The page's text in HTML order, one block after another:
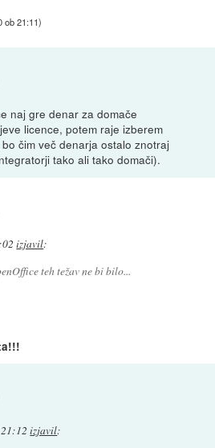
ob 21:11)
naj gre denar za domače
licence, potem raje izberem
čim več denarja ostalo znotraj
tako ali tako domači).
izjavil:
teh težav ne bi bilo...
izjavil: